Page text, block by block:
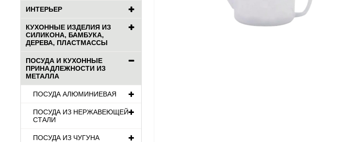
ИНТЕРЬЕР
КУХОННЫЕ ИЗДЕЛИЯ ИЗ
СИЛИКОНА, БАМБУКА,
ДЕРЕВА, ПЛАСТМАССЫ
ПОСУДА И КУХОННЫЕ
ПРИНАДЛЕЖНОСТИ ИЗ
МЕТАЛЛА
ПОСУДА АЛЮМИНИЕВАЯ
ПОСУДА ИЗ НЕРЖАВЕЮЩЕЙ
СТАЛИ
ПОСУДА ИЗ ЧУГУНА